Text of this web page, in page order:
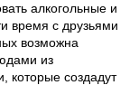
алкогольные и
время с друзьями
возможна
из
которые создадут